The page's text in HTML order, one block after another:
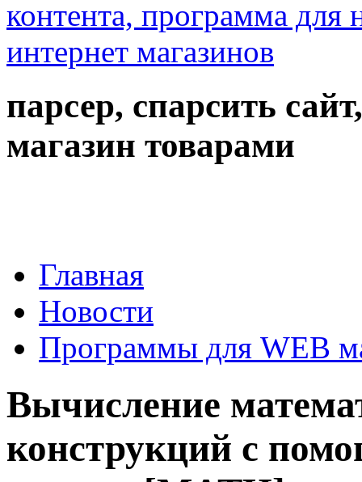
парсер, спарсить
магазин товарами
Главная
Новости
Программы для WEB
Вычисление
конструкций с